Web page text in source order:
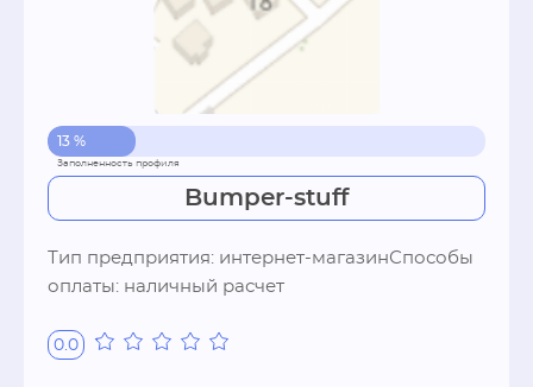
13 %
Bumper-stuff
Тип предприятия: интернет-магазинСпособы
оплаты: наличный расчет
0.0